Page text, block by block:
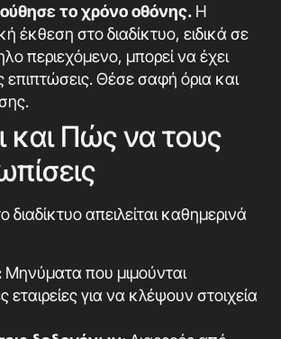
το χρόνο οθόνης. Η
έκθεση στο διαδίκτυο, ειδικά σε
περιεχόμενο, μπορεί να έχει
επιπτώσεις. Θέσε σαφή όρια και
και Πώς να τους
απειλείται καθημερινά
Μηνύματα που μιμούνται
εταιρείες για να κλέψουν στοιχεία